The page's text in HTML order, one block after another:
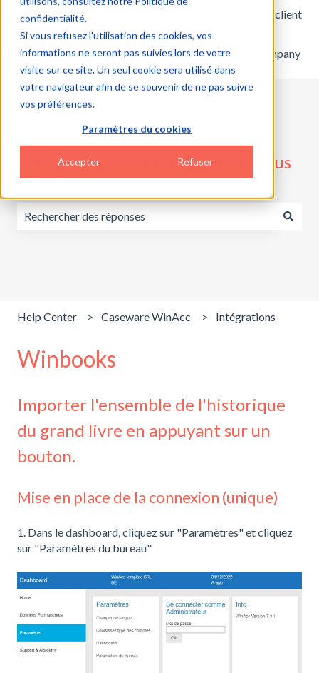
confidentialité.
Si vous refusez l'utilisation des cookies, vos
informations ne seront pas suivies lors de votre
visite sur ce site. Un seul cookie sera utilisé dans
votre navigateur afin de se souvenir de ne pas suivre
vos préférences.
Paramètres du cookies
Accepter Refuser
FrançaisAfficher le sous-menu pour les traductions
Portail client
Home Products Pricing Blog Company
Bonjour, comment pouvons-nous vous
Help Center Caseware WinAcc Intégrations
Winbooks
Importer l'ensemble de l'historique
du grand livre en appuyant sur un
bouton.
Mise en place de la connexion (unique)
1. Dans le dashboard, cliquez sur "Paramètres" et cliquez
sur "Paramètres du bureau"